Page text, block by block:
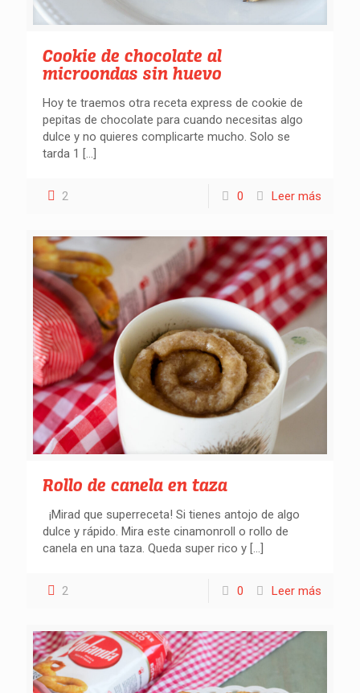
Cookie de chocolate al
microondas sin huevo
Hoy te traemos otra receta express de cookie de
pepitas de chocolate para cuando necesitas algo
dulce y no quieres complicarte mucho. Solo se
tarda 1 […]
2 0 Leer más
Rollo de canela en taza
¡Mirad que superreceta! Si tienes antojo de algo
dulce y rápido. Mira este cinamonroll o rollo de
canela en una taza. Queda super rico y […]
2 0 Leer más